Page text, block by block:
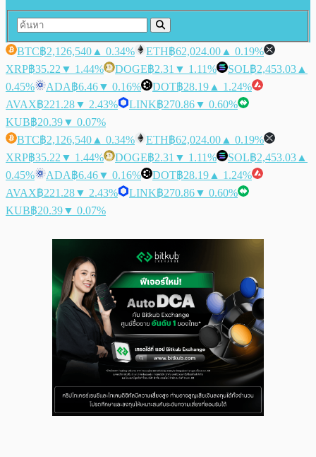
BTC฿2,126,540 ▲ 0.34% ETH฿62,024.00 ▲ 0.19%
XRP฿35.22 ▼ 1.44% DOGE฿2.31 ▼ 1.11% SOL฿2,453.03 ▲
0.45%
ADA฿6.46▼ 0.16% DOT฿28.19 ▲ 1.24%
AVAX฿221.28▼ 2.43% LINK฿270.86▼ 0.60%
KUB฿20.39▼ 0.07%
BTC฿2,126,540 ▲ 0.34% ETH฿62,024.00 ▲ 0.19%
XRP฿35.22 ▼ 1.44% DOGE฿2.31 ▼ 1.11% SOL฿2,453.03 ▲
0.45%
ADA฿6.46▼ 0.16% DOT฿28.19 ▲ 1.24%
AVAX฿221.28▼ 2.43% LINK฿270.86▼ 0.60%
KUB฿20.39▼ 0.07%